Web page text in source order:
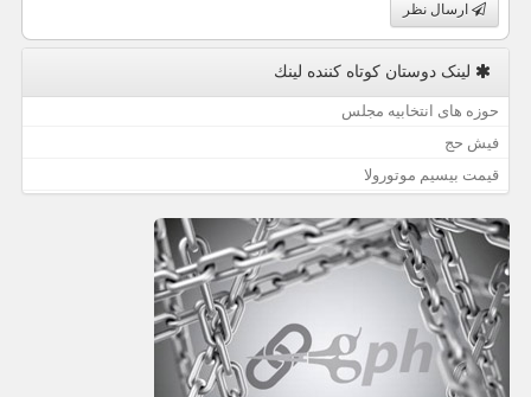
ارسال نظر
لینک دوستان كوتاه كننده لینك
حوزه های انتخابیه مجلس
فیش حج
قیمت بیسیم موتورولا